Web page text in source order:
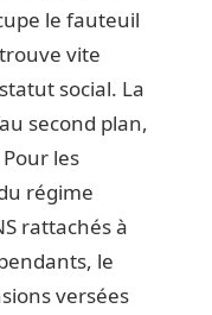
le fauteuil
vite
social. La
second plan,
les
régime
rattachés à
le
versées